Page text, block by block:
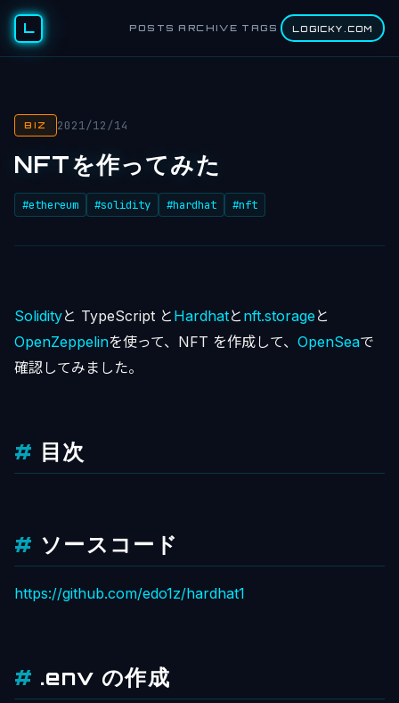
L POSTS ARCHIVE TAGS LOGICKY.COM
BIZ 2021/12/14
NFTを作ってみた
#ethereum #solidity #hardhat #nft
Solidityと TypeScript と Hardhatと nft.storage と
OpenZeppelinを使って、NFT を作成して、 OpenSeaで
確認してみました。
目次
ソースコード
https://github.com/edo1z/hardhat1
.env の作成